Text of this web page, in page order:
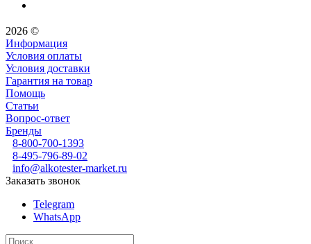
2026 ©
Информация
Условия оплаты
Условия доставки
Гарантия на товар
Помощь
Статьи
Вопрос-ответ
Бренды
8-800-700-1393
8-495-796-89-02
info@alkotester-market.ru
Заказать звонок
Telegram
WhatsApp